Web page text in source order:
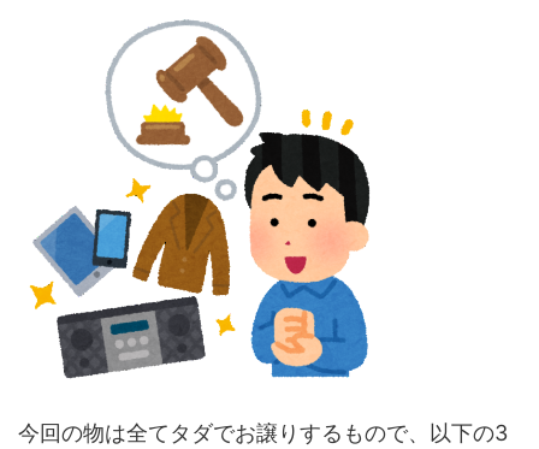
今回の物は全てタダでお譲りするもので、以下の3